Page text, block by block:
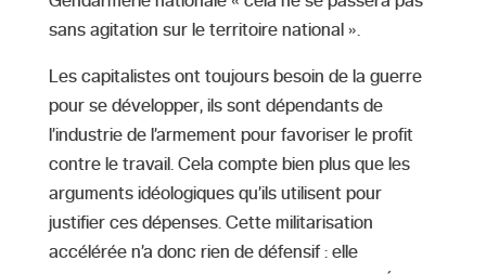
sans agitation sur le territoire national ».
Les capitalistes ont toujours besoin de la guerre
pour se développer, ils sont dépendants de
l’industrie de l’armement pour favoriser le profit
contre le travail. Cela compte bien plus que les
arguments idéologiques qu’ils utilisent pour
justifier ces dépenses. Cette militarisation
accélérée n’a donc rien de défensif : elle